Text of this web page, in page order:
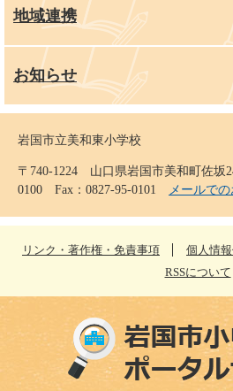
地域連携
お知らせ
岩国市立美和東小学校
〒740-1224 山口県岩国市美和町佐坂
0100 Fax：0827-95-0101
メールで
リンク・著作権・免責事項 個人情
RSSについて